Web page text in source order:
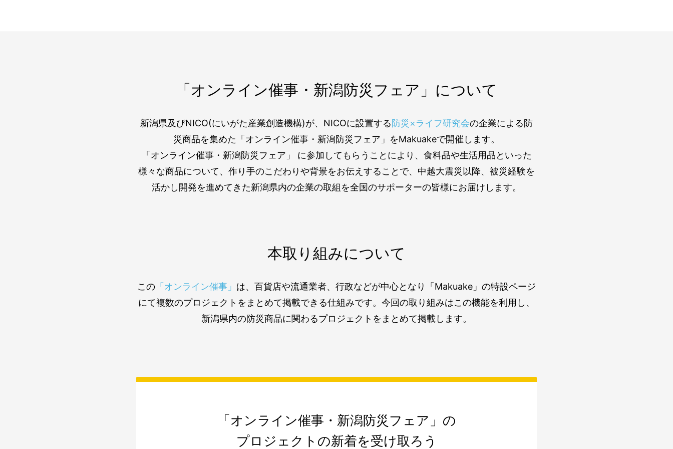
「オンライン催事・新潟防災フェア」について
新潟県及びNICO(にいがた産業創造機構)が、NICOに設置する防災×ライフ研究会の企業による防
災商品を集めた「オンライン催事・新潟防災フェア」をMakuakeで開催します。
「オンライン催事・新潟防災フェア」 に参加してもらうことにより、食料品や生活用品といった
様々な商品について、作り手のこだわりや背景をお伝えすることで、中越大震災以降、被災経験を
活かし開発を進めてきた新潟県内の企業の取組を全国のサポーターの皆様にお届けします。
本取り組みについて
この 「オンライン催事」 は、百貨店や流通業者、行政などが中心となり「Makuake」の特設ページ
にて複数のプロジェクトをまとめて掲載できる仕組みです。今回の取り組みはこの機能を利用し、
新潟県内の防災商品に関わるプロジェクトをまとめて掲載します。
「オンライン催事・新潟防災フェア」の
プロジェクトの新着を受け取ろう